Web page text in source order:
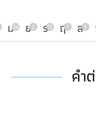
ม24 ย2 ร13 ฤ1 ล5
คำ